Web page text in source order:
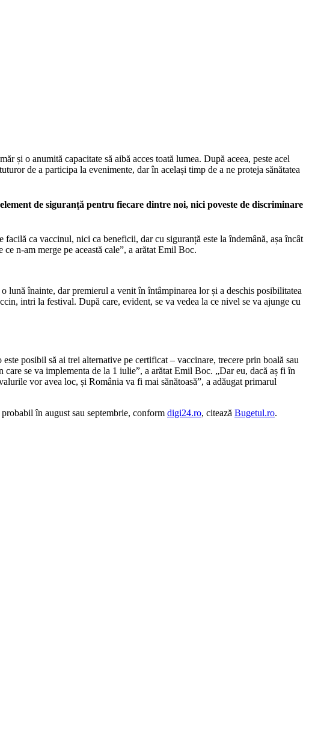
și o anumită capacitate să aibă acces toată lumea. După aceea, peste acel
de a participa la evenimente, dar în același timp de a ne proteja sănătatea
de siguranță pentru fiecare dintre noi, nici poveste de discriminare
ca vaccinul, nici ca beneficii, dar cu siguranță este la îndemână, așa încât
n-am merge pe această cale”, a arătat Emil Boc.
înainte, dar premierul a venit în întâmpinarea lor și a deschis posibilitatea
intri la festival. După care, evident, se va vedea la ce nivel se va ajunge cu
posibil să ai trei alternative pe certificat – vaccinare, trecere prin boală sau
se va implementa de la 1 iulie”, a arătat Emil Boc. „Dar eu, dacă aș fi în
vor avea loc, și România va fi mai sănătoasă”, a adăugat primarul
în august sau septembrie, conform digi24.ro, citează Bugetul.ro.